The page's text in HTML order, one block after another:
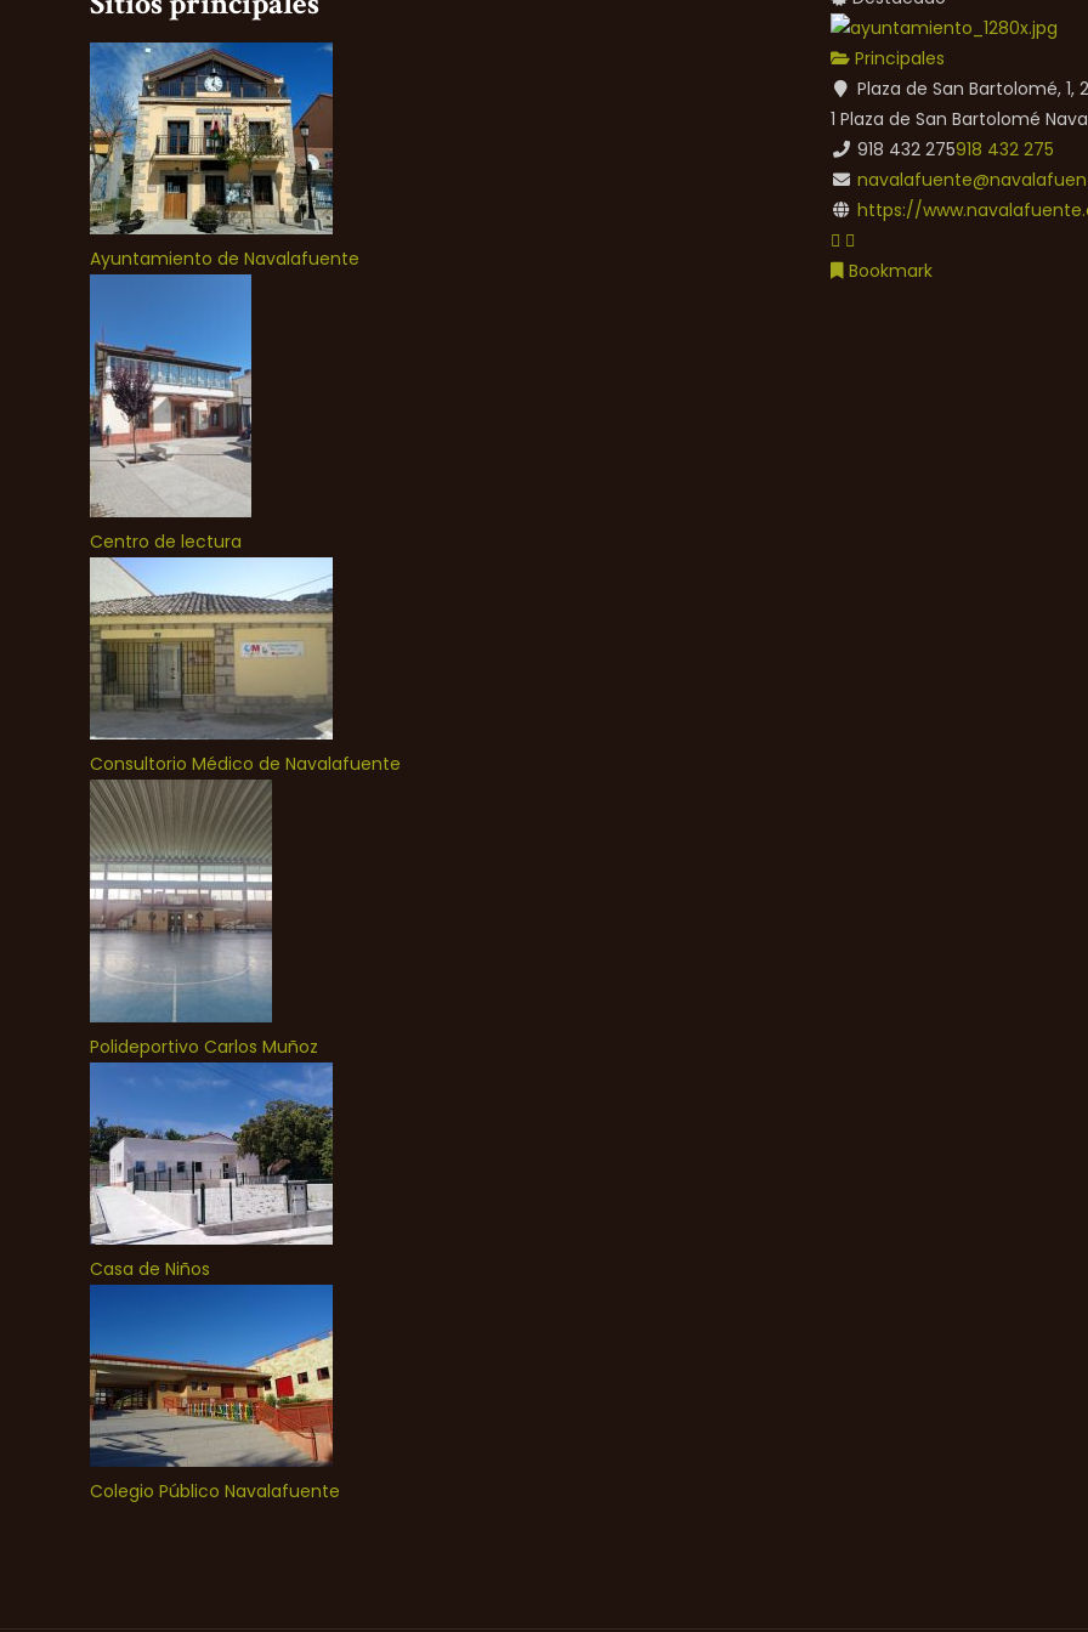
Ayuntamiento de Navalafuente
Centro de lectura
Consultorio Médico de Navalafuente
Polideportivo Carlos Muñoz
Casa de Niños
Colegio Público Navalafuente
Principales
Plaza de San Bartolomé,
1 Plaza de San Bartolomé
918 432 275918 432 275
https://
Bookmark